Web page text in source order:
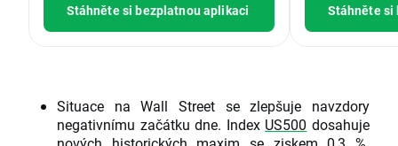
Stáhněte si bezplatnou aplikaci Stáhněte
Situace na Wall Street se zlepšuje navzdory
negativnímu začátku dne. Index US500 dosahuje